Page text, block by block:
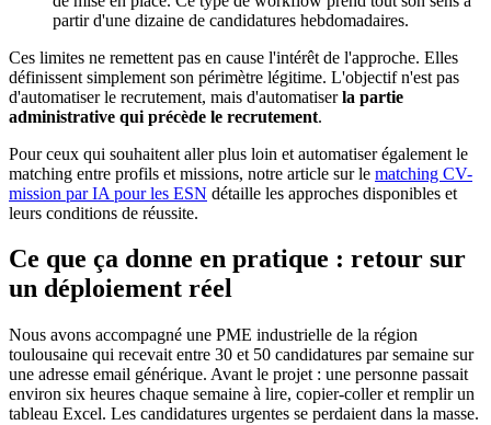
partir d'une dizaine de candidatures hebdomadaires.
Ces limites ne remettent pas en cause l'intérêt de l'approche. Elles
définissent simplement son périmètre légitime. L'objectif n'est pas
d'automatiser le recrutement, mais d'automatiserla partie
administrative qui précède le recrutement.
Pour ceux qui souhaitent aller plus loin et automatiser également le
matching entre profils et missions, notre article sur le matching CV-
mission par IA pour les ESN détaille les approches disponibles et
leurs conditions de réussite.
Ce que ça donne en pratique : retour sur
un déploiement réel
Nous avons accompagné une PME industrielle de la région
toulousaine qui recevait entre 30 et 50 candidatures par semaine sur
une adresse email générique. Avant le projet : une personne passait
environ six heures chaque semaine à lire, copier-coller et remplir un
tableau Excel. Les candidatures urgentes se perdaient dans la masse.